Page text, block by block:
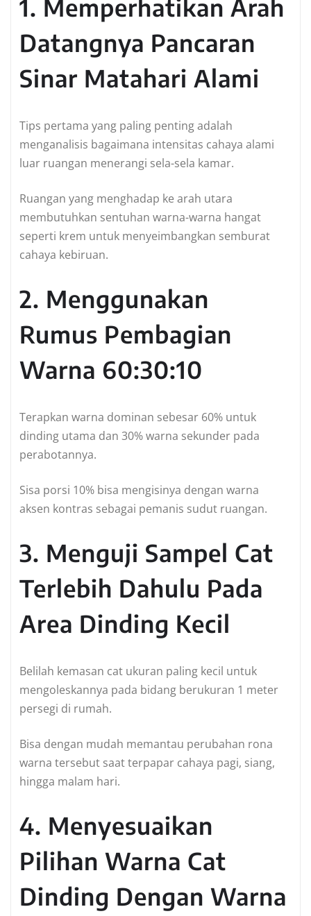
1. Memperhatikan Arah
Datangnya Pancaran
Sinar Matahari Alami
Tips pertama yang paling penting adalah
menganalisis bagaimana intensitas cahaya alami
luar ruangan menerangi sela-sela kamar.
Ruangan yang menghadap ke arah utara
membutuhkan sentuhan warna-warna hangat
seperti krem untuk menyeimbangkan semburat
cahaya kebiruan.
2. Menggunakan
Rumus Pembagian
Warna 60:30:10
Terapkan warna dominan sebesar 60% untuk
dinding utama dan 30% warna sekunder pada
perabotannya.
Sisa porsi 10% bisa mengisinya dengan warna
aksen kontras sebagai pemanis sudut ruangan.
3. Menguji Sampel Cat
Terlebih Dahulu Pada
Area Dinding Kecil
Belilah kemasan cat ukuran paling kecil untuk
mengoleskannya pada bidang berukuran 1 meter
persegi di rumah.
Bisa dengan mudah memantau perubahan rona
warna tersebut saat terpapar cahaya pagi, siang,
hingga malam hari.
4. Menyesuaikan
Pilihan Warna Cat
Dinding Dengan Warna